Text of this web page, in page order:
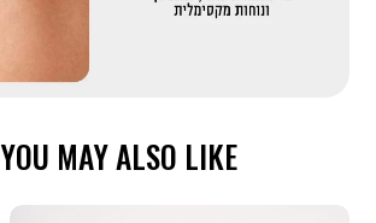
YOU MAY ALSO LIKE